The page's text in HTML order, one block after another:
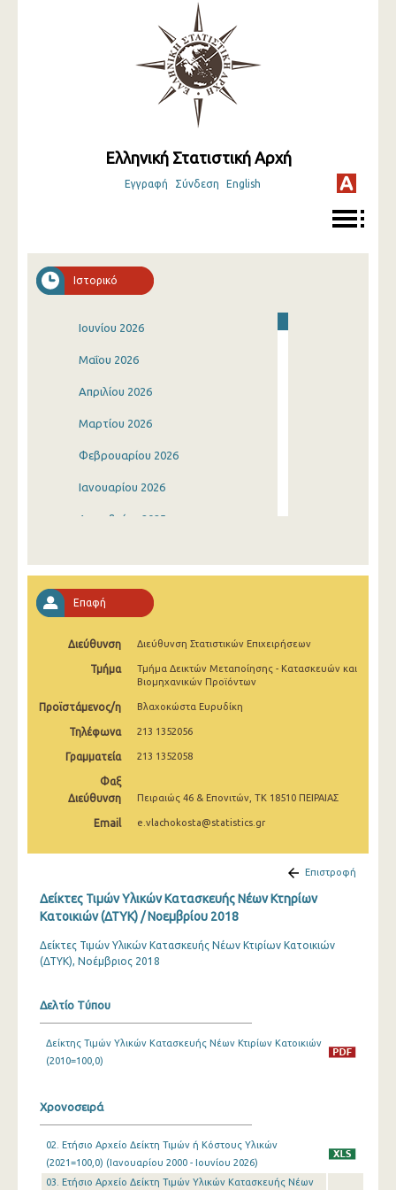
Ελληνική Στατιστική Αρχή
Εγγραφή Σύνδεση English
Ιστορικό
Ιουνίου 2026
Μαΐου 2026
Απριλίου 2026
Μαρτίου 2026
Φεβρουαρίου 2026
Ιανουαρίου 2026
Δεκεμβρίου 2025
Σεπτεμβρίου 2025
Αυγούστου 2025
Ιουλίου 2025
Ιουνίου 2025
Απριλίου 2025
Μαρτίου 2025
Δεκεμβρίου 2024
Οκτωβρίου 2024
Σεπτεμβρίου 2024
Ιουλίου 2024
Μαΐου 2024
Απριλίου 2024
Επαφή
Διεύθυνση Διεύθυνση Στατιστικών Επιχειρήσεων
Τμήμα
Τμήμα Δεικτών Μεταποίησης - Κατασκευών και
Βιομηχανικών Προϊόντων
Προϊστάμενος/η Βλαχοκώστα Ευρυδίκη
Τηλέφωνα 213 1352056
Γραμματεία 213 1352058
Φαξ
Διεύθυνση
Πειραιώς 46 & Επονιτών, ΤΚ 18510 ΠΕΙΡΑΙΑΣ
Email e.vlachokosta@statistics.gr
Επιστροφή
Δείκτες Τιμών Υλικών Κατασκευής Νέων Κτηρίων
Κατοικιών (ΔΤΥΚ) / Νοεμβρίου 2018
Δείκτες Τιμών Υλικών Κατασκευής Νέων Κτιρίων Κατοικιών
(ΔΤΥΚ), Νοέμβριος 2018
Δελτίο Τύπου
Δείκτης Τιμών Υλικών Κατασκευής Νέων Κτιρίων Κατοικιών
(2010=100,0)
Χρονοσειρά
02. Ετήσιο Αρχείο Δείκτη Τιμών ή Κόστους Υλικών
(2021=100,0) (Ιανουαρίου 2000 - Ιουνίου 2026)
03. Ετήσιο Αρχείο Δείκτη Τιμών Υλικών Κατασκευής Νέων